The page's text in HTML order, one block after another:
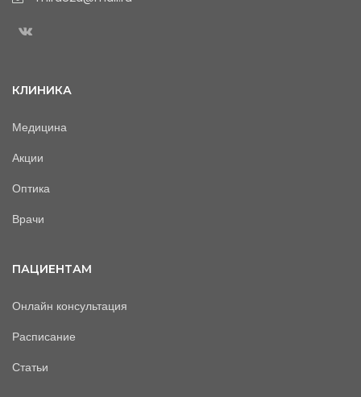
КЛИНИКА
Медицина
Акции
Оптика
Врачи
ПАЦИЕНТАМ
Онлайн консультация
Расписание
Статьи